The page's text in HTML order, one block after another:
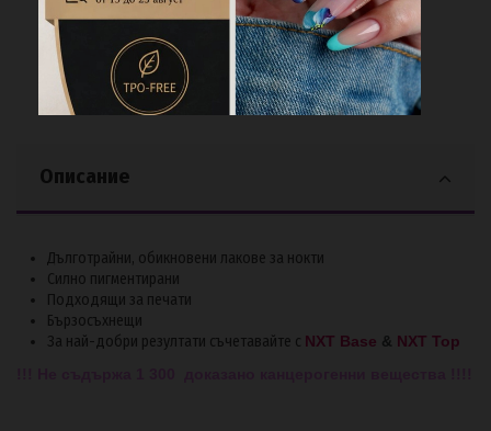
Описание
Дълготрайни, обикновени лакове за нокти
Силно пигментирани
Подходящи за печати
Бързосъхнещи
За най-добри резултати съчетавайте с NXT Base & NXT Top